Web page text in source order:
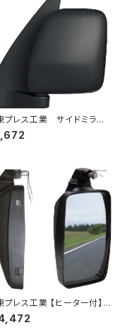
プレス工業 サイドミラー/
クミラーダイハツ ハイゼッ
ーゴ 左 06年～ DI-64
プレス工業 【ヒーター付】ハ
ェイミラー ヒーター付 100
0R DI-5101CXY